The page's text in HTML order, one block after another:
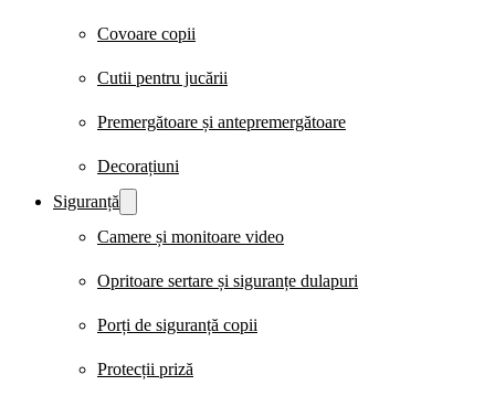
Covoare copii
Cutii pentru jucării
Premergătoare și antepremergătoare
Decorațiuni
Siguranță
Camere și monitoare video
Opritoare sertare și siguranțe dulapuri
Porți de siguranță copii
Protecții priză